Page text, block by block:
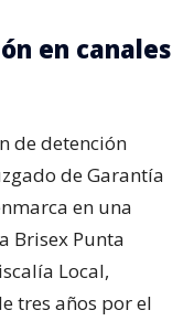
en canales
de detención
de Garantía
en una
Brisex Punta
Local,
tres años por el